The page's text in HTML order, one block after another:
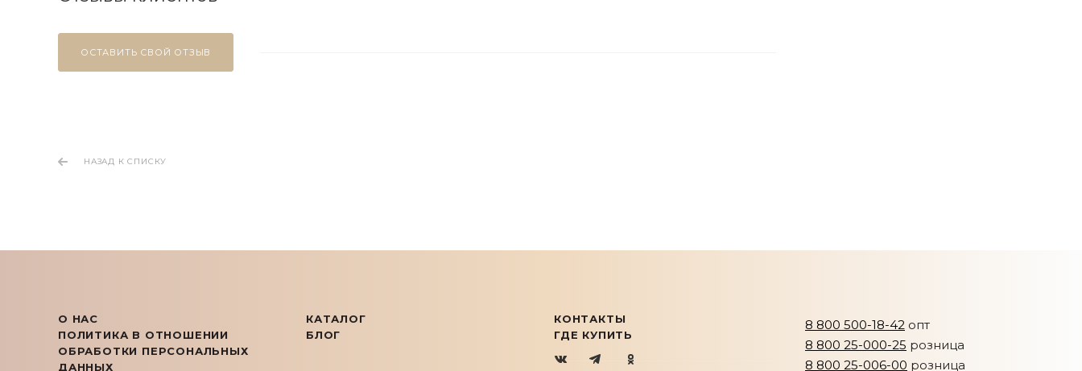
ОСТАВИТЬ СВОЙ ОТЗЫВ
НАЗАД К СПИСКУ
О НАС
ПОЛИТИКА В ОТНОШЕНИИ
ОБРАБОТКИ ПЕРСОНАЛЬНЫХ
ДАННЫХ
КАТАЛОГ
БЛОГ
КОНТАКТЫ
ГДЕ КУПИТЬ
8 800 500-18-42 опт
8 800 25-000-25 розница
8 800 25-006-00 розница